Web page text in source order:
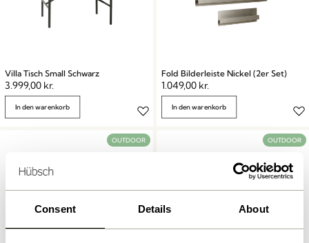
Consent Details About
Villa Tisch Small Schwarz
3.999,00 kr.
In den warenkorb
Fold Bilderleiste Nickel (2er Set)
1.049,00 kr.
In den warenkorb
OUTDOOR OUTDOOR